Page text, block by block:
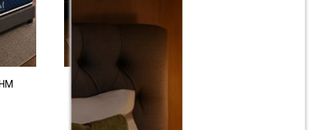
18.990